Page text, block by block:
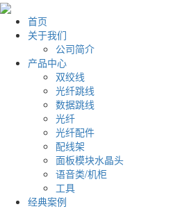
首页
关于我们
公司简介
产品中心
双绞线
光纤跳线
数据跳线
光纤
光纤配件
配线架
面板模块水晶头
语音类/机柜
工具
经典案例